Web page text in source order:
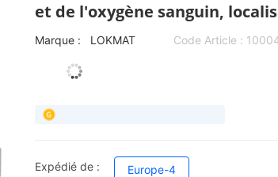
et de l'oxygène sanguin,
Marque : LOKMAT Code Article :
Expédié de : Europe-4